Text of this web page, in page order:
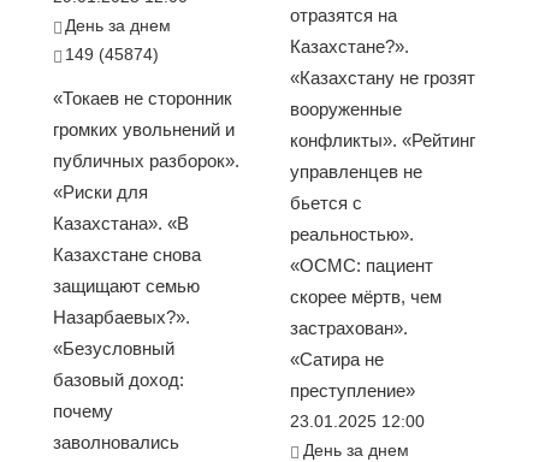
День за днем
149 (45874)
«Токаев не сторонник
громких увольнений и
публичных разборок».
«Риски для
Казахстана». «В
Казахстане снова
защищают семью
Назарбаевых?».
«Безусловный
базовый доход:
почему
заволновались
отразятся на
Казахстане?».
«Казахстану не грозят
вооруженные
конфликты». «Рейтинг
управленцев не
бьется с
реальностью».
«ОСМС: пациент
скорее мёртв, чем
застрахован».
«Сатира не
преступление»
23.01.2025 12:00
День за днем